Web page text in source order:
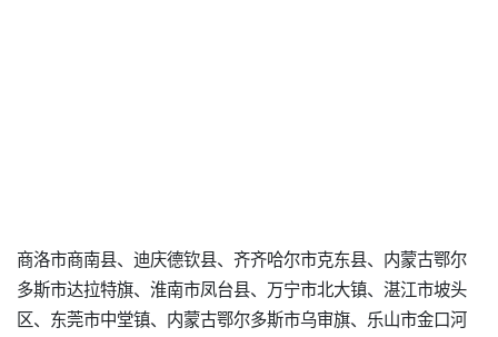
商洛市商南县、迪庆德钦县、齐齐哈尔市克东县、内蒙古鄂尔
多斯市达拉特旗、淮南市凤台县、万宁市北大镇、湛江市坡头
区、东莞市中堂镇、内蒙古鄂尔多斯市乌审旗、乐山市金口河